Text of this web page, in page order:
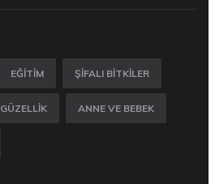
EĞITIM ŞIFALI BITKILER
GÜZELLIK ANNE VE BEBEK